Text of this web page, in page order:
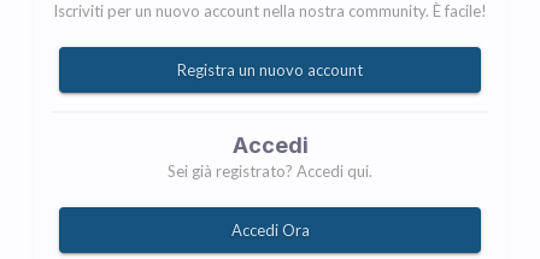
Iscriviti per un nuovo account nella nostra community. È facile!
Registra un nuovo account
Accedi
Sei già registrato? Accedi qui.
Accedi Ora